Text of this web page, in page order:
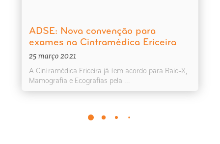
ADSE: Nova convenção para
exames na Cintramédica Ericeira
25 março 2021
A Cintramédica Ericeira já tem acordo para Raio-X,
Mamografia e Ecografias pela ...